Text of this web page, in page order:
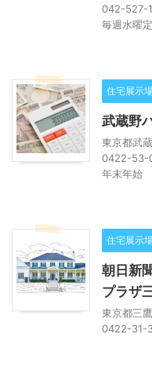
042-527-
毎週水曜
住宅展示
武蔵野
東京都武
0422-53-
年末年始
住宅展示
朝日新
プラザ
東京都三
0422-31-